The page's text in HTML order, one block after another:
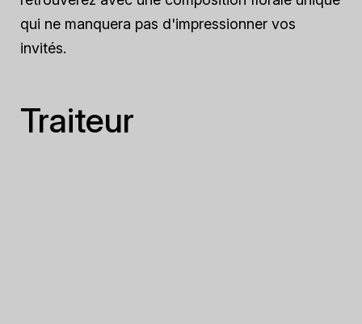
qui ne manquera pas d'impressionner vos
invités.
Traiteur